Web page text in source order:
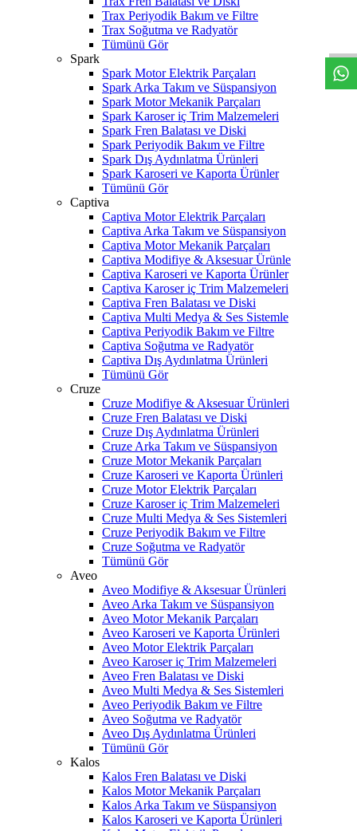
Trax Periyodik Bakım ve Filtre
Trax Soğutma ve Radyatör
Tümünü Gör
Spark
Spark Motor Elektrik Parçaları
Spark Arka Takım ve Süspansiyon
Spark Motor Mekanik Parçaları
Spark Karoser iç Trim Malzemeleri
Spark Fren Balatası ve Diski
Spark Periyodik Bakım ve Filtre
Spark Dış Aydınlatma Ürünleri
Spark Karoseri ve Kaporta Ürünler
Tümünü Gör
Captiva
Captiva Motor Elektrik Parçaları
Captiva Arka Takım ve Süspansiyon
Captiva Motor Mekanik Parçaları
Captiva Modifiye & Aksesuar Ürünle
Captiva Karoseri ve Kaporta Ürünler
Captiva Karoser iç Trim Malzemeleri
Captiva Fren Balatası ve Diski
Captiva Multi Medya & Ses Sistemle
Captiva Periyodik Bakım ve Filtre
Captiva Soğutma ve Radyatör
Captiva Dış Aydınlatma Ürünleri
Tümünü Gör
Cruze
Cruze Modifiye & Aksesuar Ürünleri
Cruze Fren Balatası ve Diski
Cruze Dış Aydınlatma Ürünleri
Cruze Arka Takım ve Süspansiyon
Cruze Motor Mekanik Parçaları
Cruze Karoseri ve Kaporta Ürünleri
Cruze Motor Elektrik Parçaları
Cruze Karoser iç Trim Malzemeleri
Cruze Multi Medya & Ses Sistemleri
Cruze Periyodik Bakım ve Filtre
Cruze Soğutma ve Radyatör
Tümünü Gör
Aveo
Aveo Modifiye & Aksesuar Ürünleri
Aveo Arka Takım ve Süspansiyon
Aveo Motor Mekanik Parçaları
Aveo Karoseri ve Kaporta Ürünleri
Aveo Motor Elektrik Parçaları
Aveo Karoser iç Trim Malzemeleri
Aveo Fren Balatası ve Diski
Aveo Multi Medya & Ses Sistemleri
Aveo Periyodik Bakım ve Filtre
Aveo Soğutma ve Radyatör
Aveo Dış Aydınlatma Ürünleri
Tümünü Gör
Kalos
Kalos Fren Balatası ve Diski
Kalos Motor Mekanik Parçaları
Kalos Arka Takım ve Süspansiyon
Kalos Karoseri ve Kaporta Ürünleri